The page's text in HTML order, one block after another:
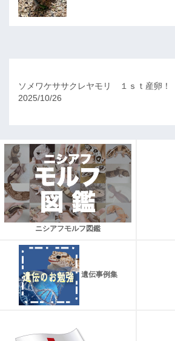
ソメワケササクレヤモリ １ｓｔ産卵！
2025/10/26
ニシアフモルフ図鑑
遺伝事例集